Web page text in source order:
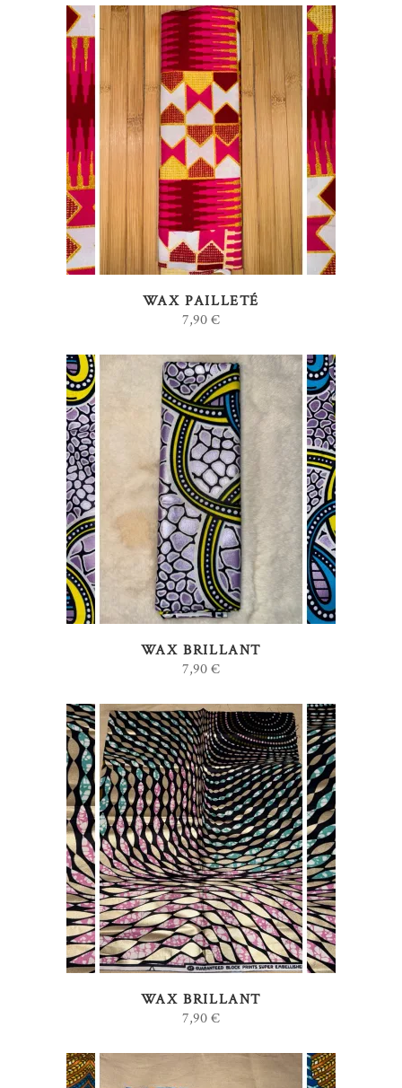
AJOUTER AU PANIER
WAX PAILLETÉ
7,90€
AJOUTER AU PANIER
WAX BRILLANT
7,90€
AJOUTER AU PANIER
WAX BRILLANT
7,90€